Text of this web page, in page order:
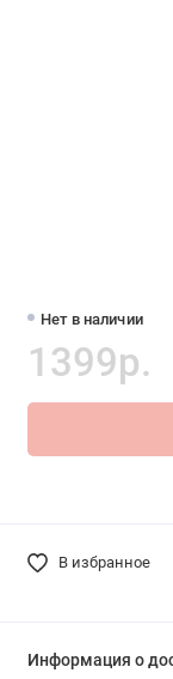
Нет в наличии
1399р.
В избранное
Информация о